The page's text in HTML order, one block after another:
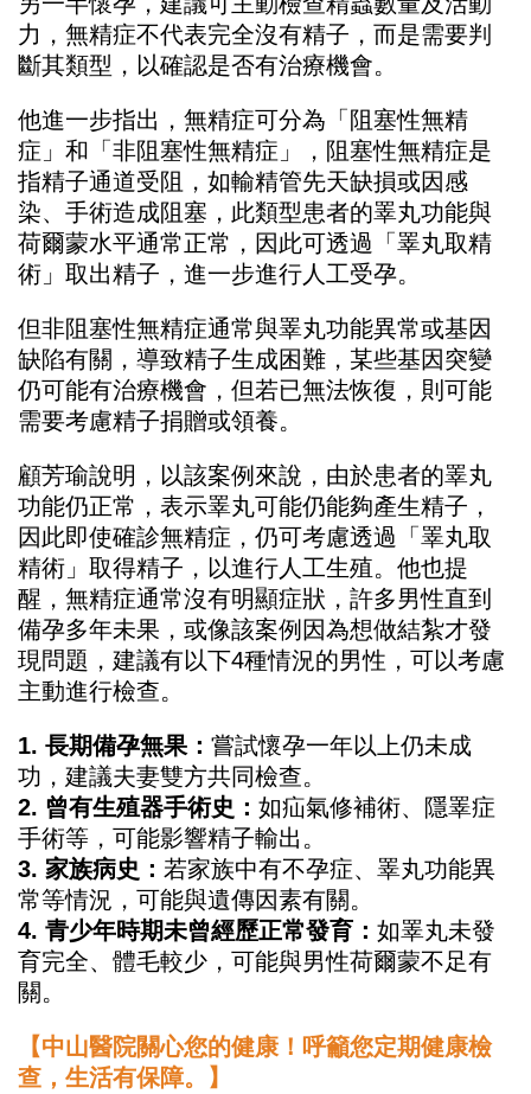
力，無精症不代表完全沒有精子，而是需要判
斷其類型，以確認是否有治療機會。
他進一步指出，無精症可分為「阻塞性無精
症」和「非阻塞性無精症」，阻塞性無精症是
指精子通道受阻，如輸精管先天缺損或因感
染、手術造成阻塞，此類型患者的睪丸功能與
荷爾蒙水平通常正常，因此可透過「睪丸取精
術」取出精子，進一步進行人工受孕。
但非阻塞性無精症通常與睪丸功能異常或基因
缺陷有關，導致精子生成困難，某些基因突變
仍可能有治療機會，但若已無法恢復，則可能
需要考慮精子捐贈或領養。
顧芳瑜說明，以該案例來說，由於患者的睪丸
功能仍正常，表示睪丸可能仍能夠產生精子，
因此即使確診無精症，仍可考慮透過「睪丸取
精術」取得精子，以進行人工生殖。他也提
醒，無精症通常沒有明顯症狀，許多男性直到
備孕多年未果，或像該案例因為想做結紮才發
現問題，建議有以下4種情況的男性，可以考慮
主動進行檢查。
1. 長期備孕無果： 嘗試懷孕一年以上仍未成
功，建議夫妻雙方共同檢查。
2. 曾有生殖器手術史： 如疝氣修補術、隱睪症
手術等，可能影響精子輸出。
3. 家族病史： 若家族中有不孕症、睪丸功能異
常等情況，可能與遺傳因素有關。
4. 青少年時期未曾經歷正常發育： 如睪丸未發
育完全、體毛較少，可能與男性荷爾蒙不足有
關。
【中山醫院關心您的健康！呼籲您定期健康檢
查，生活有保障。】